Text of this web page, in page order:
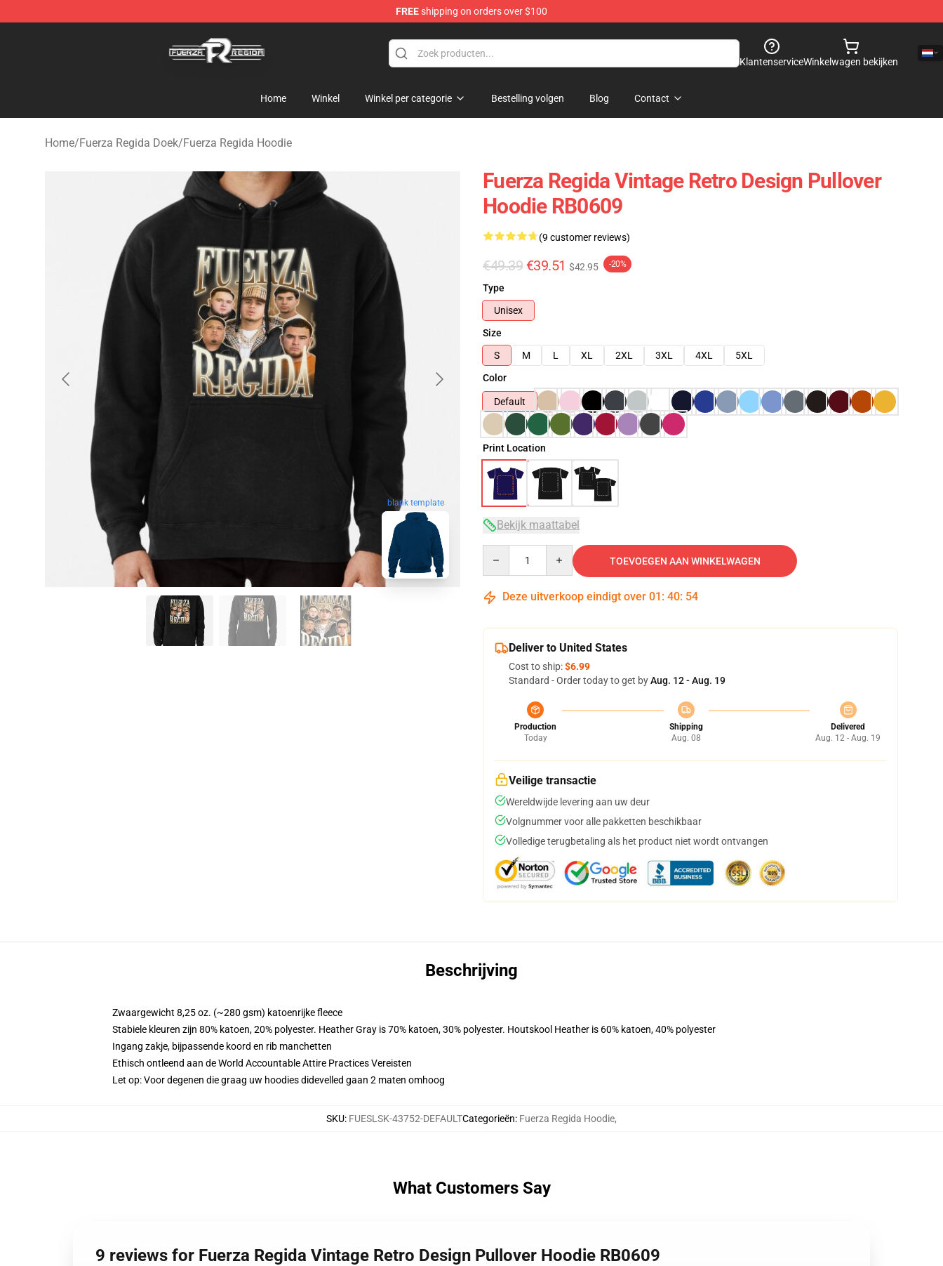
FREEshipping on orders over $100
KlantenserviceWinkelwagen bekijken
Home Winkel Winkel per categorie Bestelling volgen Blog Contact
Home/Fuerza Regida Doek/Fuerza Regida Hoodie
blank template
Fuerza Regida Vintage Retro Design Pullover
Hoodie RB0609
(9 customer reviews)
€49.39 €39.51 $42.95 -20%
Type
Unisex
Size
S
M L XL 2XL 3XL 4XL
5XL
Color
Default
Print Location
Bekijk maattabel
TOEVOEGEN AAN WINKELWAGEN
Deze uitverkoop eindigt over 01 : 40: 53
Deliver to United States
Cost to ship:$6.99
Standard - Order today to get byAug. 12 - Aug. 19
Production
Today
Shipping
Aug. 08
Delivered
Aug. 12 - Aug. 19
Veilige transactie
Wereldwijde levering aan uw deur
Volgnummer voor alle pakketten beschikbaar
Volledige terugbetaling als het product niet wordt ontvangen
Beschrijving
Zwaargewicht 8,25 oz. (~280 gsm) katoenrijke fleece
Stabiele kleuren zijn 80% katoen, 20% polyester. Heather Gray is 70% katoen, 30% polyester. Houtskool Heather is 60% katoen, 40% polyester
Ingang zakje, bijpassende koord en rib manchetten
Ethisch ontleend aan de World Accountable Attire Practices Vereisten
Let op: Voor degenen die graag uw hoodies didevelled gaan 2 maten omhoog
SKU: FUESLSK-43752-DEFAULTCategorieën: Fuerza Regida Hoodie,
What Customers Say
9 reviews for Fuerza Regida Vintage Retro Design Pullover Hoodie RB0609